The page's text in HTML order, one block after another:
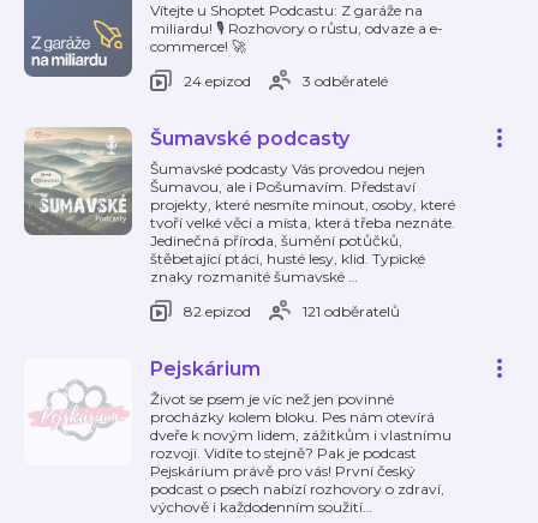
Vítejte u Shoptet Podcastu: Z garáže na
miliardu! 🎙️ Rozhovory o růstu, odvaze a e-
commerce! 🚀
24 epizod
3 odběratelé
Šumavské podcasty
Šumavské podcasty Vás provedou nejen
Šumavou, ale i Pošumavím. Představí
projekty, které nesmíte minout, osoby, které
tvoří velké věci a místa, která třeba neznáte.
Jedinečná příroda, šumění potůčků,
štěbetající ptáci, husté lesy, klid. Typické
znaky rozmanité šumavské …
82 epizod
121 odběratelů
Pejskárium
Život se psem je víc než jen povinné
procházky kolem bloku. Pes nám otevírá
dveře k novým lidem, zážitkům i vlastnímu
rozvoji. Vidíte to stejně? Pak je podcast
Pejskárium právě pro vás! První český
podcast o psech nabízí rozhovory o zdraví,
výchově i každodenním soužití…